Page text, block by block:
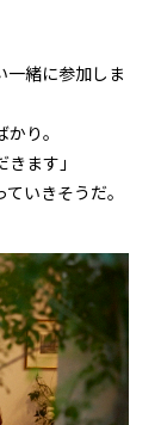
一緒に参加しま
り。
ます」
いきそうだ。